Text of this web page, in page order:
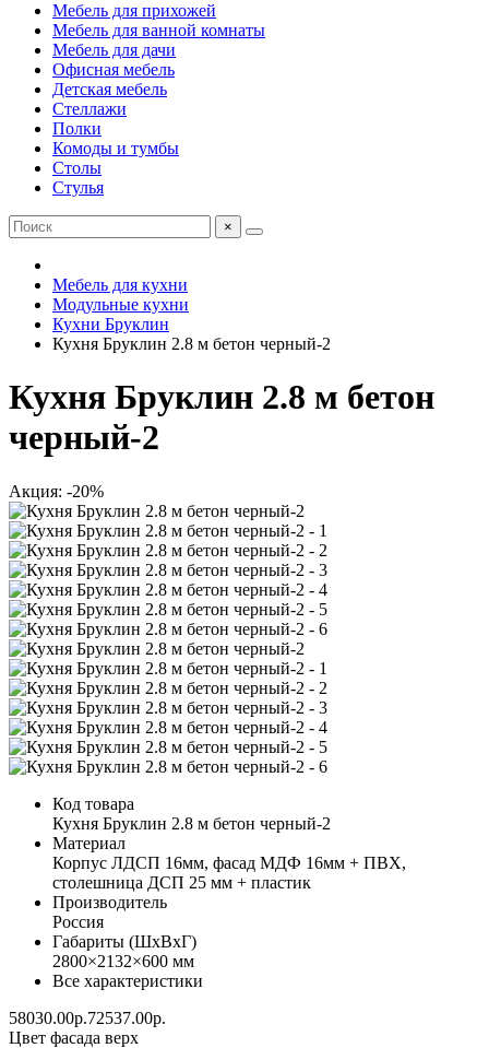
Мебель для прихожей
Мебель для ванной комнаты
Мебель для дачи
Офисная мебель
Детская мебель
Стеллажи
Полки
Комоды и тумбы
Столы
Стулья
×
Мебель для кухни
Модульные кухни
Кухни Бруклин
Кухня Бруклин 2.8 м бетон черный-2
Кухня Бруклин 2.8 м бетон
черный-2
Акция: -20%
Код товара
Кухня Бруклин 2.8 м бетон черный-2
Материал
Корпус ЛДСП 16мм, фасад МДФ 16мм + ПВХ,
столешница ДСП 25 мм + пластик
Производитель
Россия
Габариты (ШхВхГ)
2800×2132×600 мм
Все характеристики
58030.00р.72537.00р.
Цвет фасада верх